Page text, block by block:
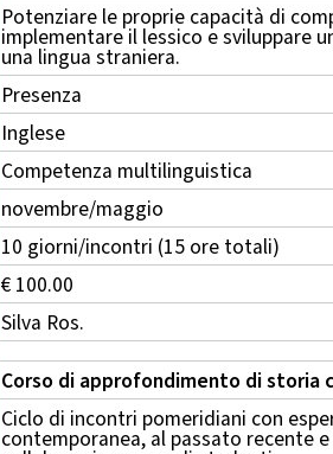
Potenziare le proprie capacità di
implementare il lessico e sviluppare
una lingua straniera.
Presenza
Inglese
Competenza multilinguistica
novembre/maggio
10 giorni/incontri (15 ore totali)
€ 100.00
Silva Ros.
Corso di approfondimento di storia
Ciclo di incontri pomeridiani con
contemporanea, al passato recente